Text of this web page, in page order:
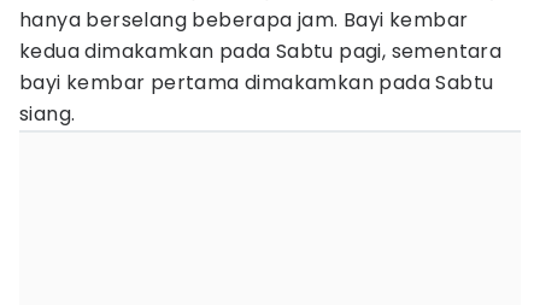
hanya berselang beberapa jam. Bayi kembar
kedua dimakamkan pada Sabtu pagi, sementara
bayi kembar pertama dimakamkan pada Sabtu
siang.